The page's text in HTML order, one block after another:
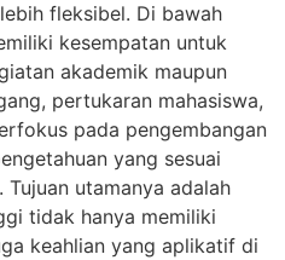
fleksibel. Di bawah
kesempatan untuk
akademik maupun
pertukaran mahasiswa,
pada pengembangan
yang sesuai
utamanya adalah
tidak hanya memiliki
keahlian yang aplikatif di